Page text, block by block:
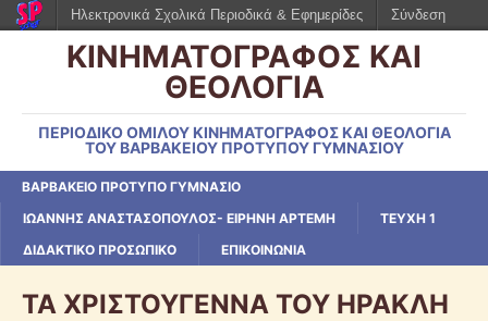
ΚΙΝΗΜΑΤΟΓΡΑΦΟΣ ΚΑΙ
ΘΕΟΛΟΓΙΑ
ΠΕΡΙΟΔΙΚΟ ΟΜΙΛΟΥ ΚΙΝΗΜΑΤΟΓΡΑΦΟΣ ΚΑΙ ΘΕΟΛΟΓΙΑ
ΤΟΥ ΒΑΡΒΑΚΕΙΟΥ ΠΡΟΤΥΠΟΥ ΓΥΜΝΑΣΙΟΥ
ΒΑΡΒΑΚΕΙΟ ΠΡΟΤΥΠΟ ΓΥΜΝΑΣΙΟ
ΙΩΑΝΝΗΣ ΑΝΑΣΤΑΣΟΠΟΥΛΟΣ- ΕΙΡΗΝΗ ΑΡΤΕΜΗ
ΤΕΥΧΗ 1
ΔΙΔΑΚΤΙΚΟ ΠΡΟΣΩΠΙΚΟ
ΕΠΙΚΟΙΝΩΝΙΑ
ΤΑ ΧΡΙΣΤΟΥΓΕΝΝΑ ΤΟΥ ΗΡΑΚΛΗ
Ηλεκτρονικά Σχολικά Περιοδικά & Εφημερίδες Σύνδεση